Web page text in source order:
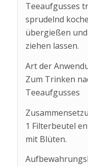
Teeaufgusses
sprudelnd
übergießen
ziehen lassen.
Art der
Zum Trinken
Teeaufgusses
1 Filterbeutel
mit Blüten.